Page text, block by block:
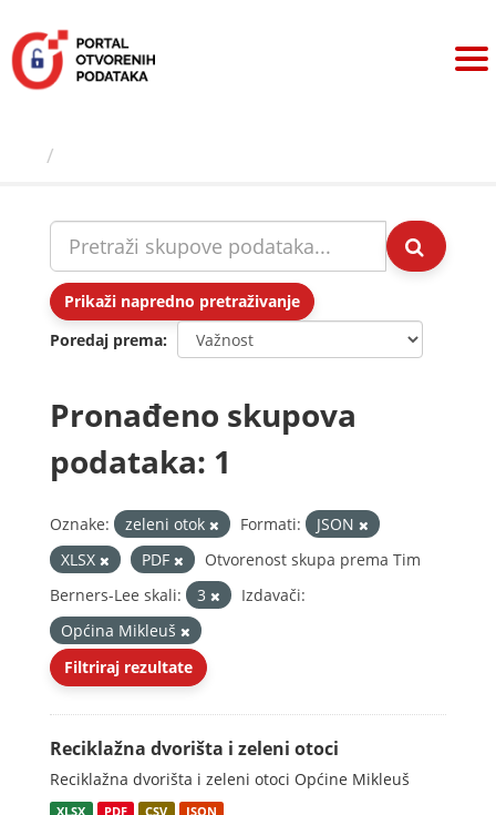
sadržaj
Prikaži napredno pretraživanje
Poredaj prema
Pronađeno skupova
podataka: 1
Oznake: zeleni otok Formati:
JSON
XLSX
PDF
Otvorenost skupa prema Tim
Berners-Lee skali:
3
Izdavači:
Općina Mikleuš
Filtriraj rezultate
Reciklažna dvorišta i zeleni otoci
Reciklažna dvorišta i zeleni otoci Općine Mikleuš
XLSX PDF CSV JSON